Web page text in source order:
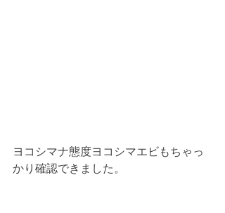
ヨコシマナ態度ヨコシマエビもちゃっ
かり確認できました。